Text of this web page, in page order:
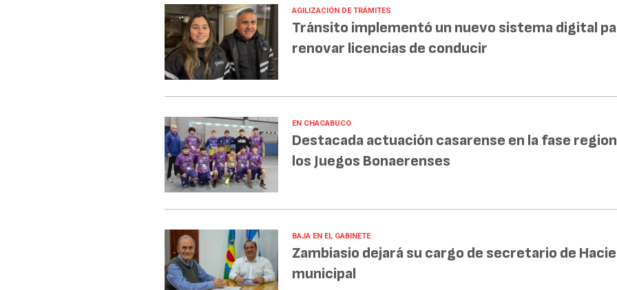
AGILIZACIÓN DE TRÁMITES
Tránsito implementó un nuevo sistema digital
renovar licencias de conducir
EN CHACABUCO
Destacada actuación casarense en la fase
los Juegos Bonaerenses
BAJA EN EL GABINETE
Zambiasio dejará su cargo de secretario de
municipal